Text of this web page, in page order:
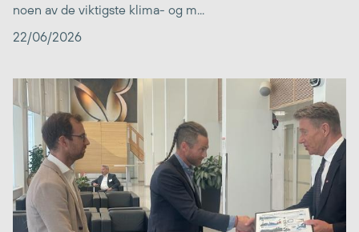
noen av de viktigste klima- og m...
22/06/2026